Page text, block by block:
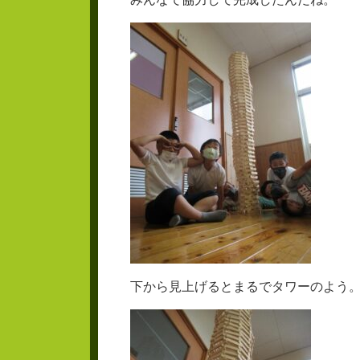
下から見上げるとまるでタワーのよう